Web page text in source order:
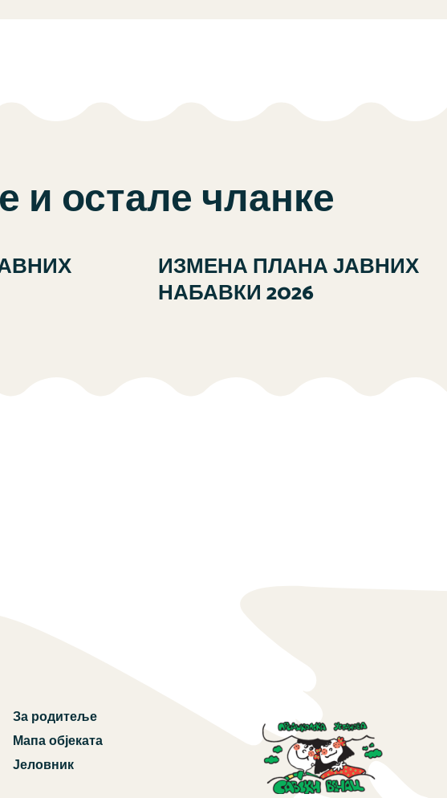
и остале чланке
ИЗМЕНА ПЛАНА ЈАВНИХ
НАБАВКИ 2026
За родитеље
Мапа објеката
Јеловник